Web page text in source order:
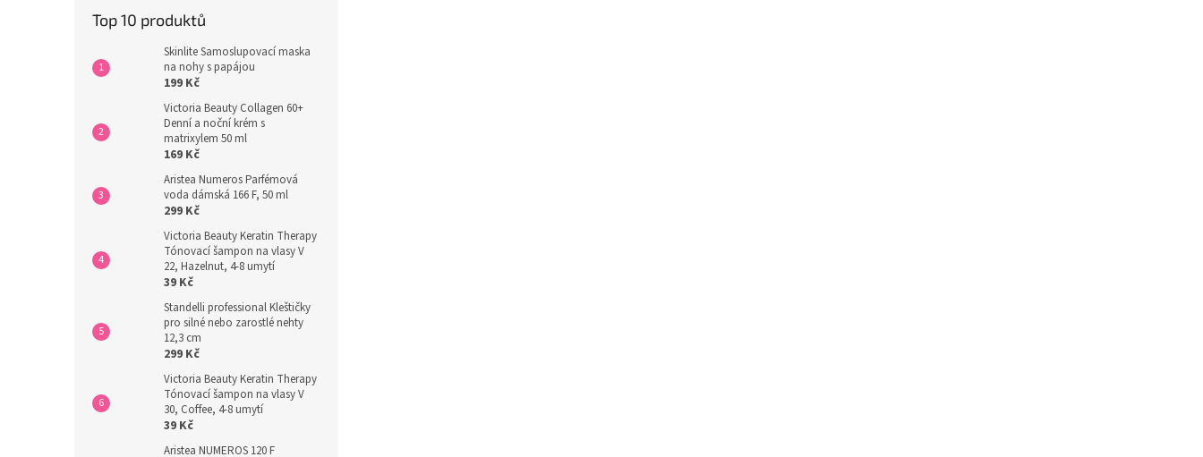
Top 10 produktů
Skinlite Samoslupovací maska
na nohy s papájou
199 Kč
Victoria Beauty Collagen 60+
Denní a noční krém s
matrixylem 50 ml
169 Kč
Aristea Numeros Parfémová
voda dámská 166 F, 50 ml
299 Kč
Victoria Beauty Keratin Therapy
Tónovací šampon na vlasy V
22, Hazelnut, 4-8 umytí
39 Kč
Standelli professional Kleštičky
pro silné nebo zarostlé nehty
12,3 cm
299 Kč
Victoria Beauty Keratin Therapy
Tónovací šampon na vlasy V
30, Coffee, 4-8 umytí
39 Kč
Aristea NUMEROS 120 F